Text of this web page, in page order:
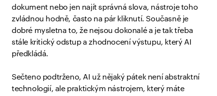
dokument nebo jen najít správná slova, nástroje toho
zvládnou hodně, často na pár kliknutí. Současně je
dobré mysletna to, že nejsou dokonalé a je tak třeba
stále kritický odstup a zhodnocení výstupu, který AI
předkládá.
Sečteno podtrženo, AI už nějaký pátek není abstraktní
technologií, ale praktickým nástrojem, který máte